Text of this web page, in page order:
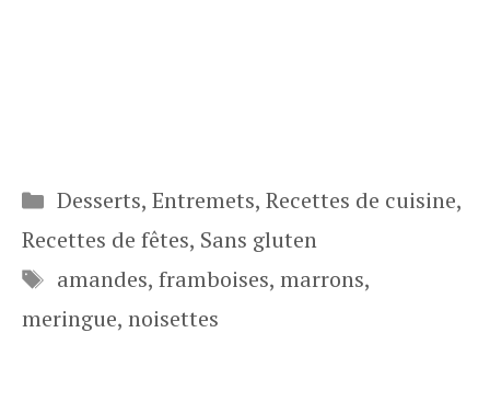
Catégories
Desserts, Entremets, Recettes de cuisine,
Recettes de fêtes, Sans gluten
Étiquettes
amandes, framboises, marrons,
meringue, noisettes